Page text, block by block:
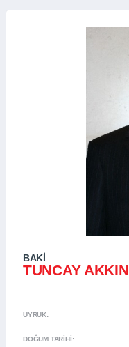
BAKI
TUNCAY AKKIN
UYRUK:
DOĞUM TARIHI: